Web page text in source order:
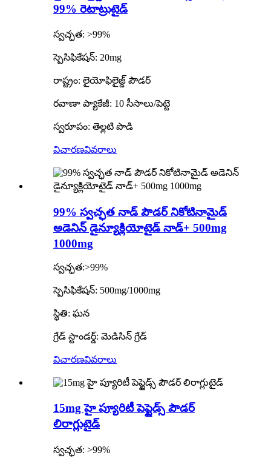
99% రెటాట్రుటైడ్
స్వచ్ఛత: >99%
స్పెసిఫికేషన్: 20mg
రాష్ట్రం: లైయోఫిలైజ్డ్ పౌడర్
రవాణా ప్యాకేజీ: 10 సీసాలు/పెట్టె
స్వరూపం: తెల్లటి పొడి
విచారణవివరాలు
99% స్వచ్ఛత నాడ్ పౌడర్ నికోటినామైడ్
అడెనిన్ డైన్యూక్లియోటైడ్ నాడ్+ 500mg
1000mg
స్వచ్ఛత:>99%
స్పెసిఫికేషన్: 500mg/1000mg
స్థితి: ఘన
గ్రేడ్ స్టాండర్డ్: మెడిసిన్ గ్రేడ్
విచారణవివరాలు
15mg హై ప్యూరిటీ పెప్టైడ్స్ పౌడర్
లిరాగ్లుటైడ్
స్వచ్ఛత: >99%